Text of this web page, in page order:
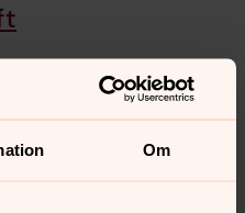
Om
Västerås stift